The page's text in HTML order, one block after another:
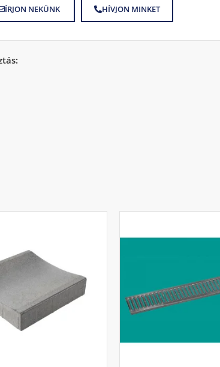
ÍRJON NEKÜNK HÍVJON MINKET